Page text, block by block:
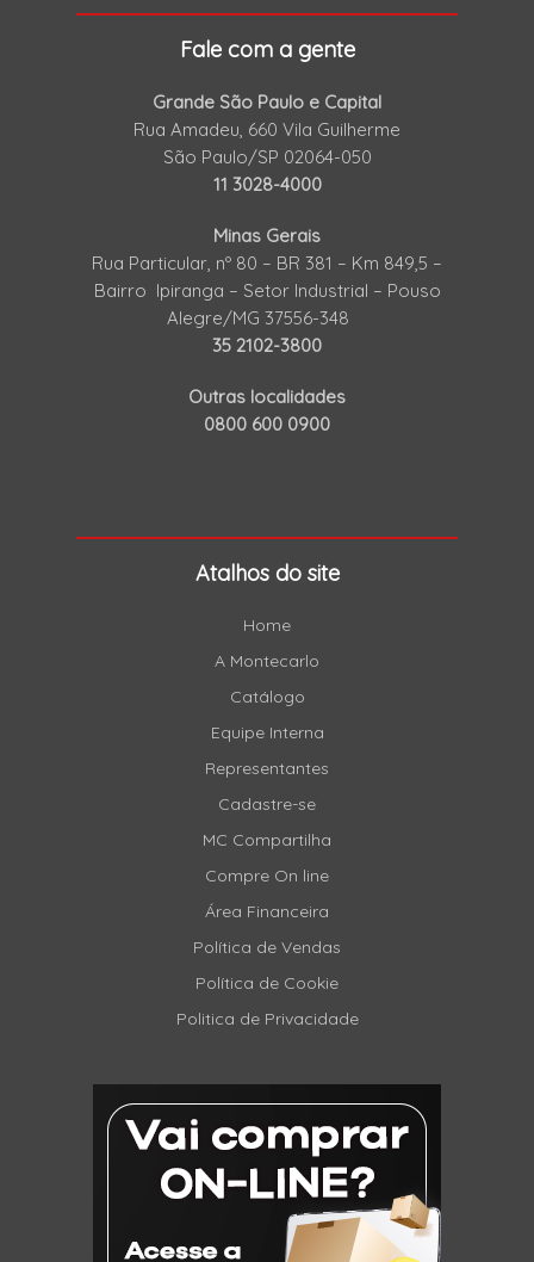
Fale com a gente
Grande São Paulo e Capital
Rua Amadeu, 660 Vila Guilherme
São Paulo/SP 02064-050
11 3028-4000
Minas Gerais
Rua Particular, nº 80 – BR 381 – Km 849,5 –
Bairro Ipiranga – Setor Industrial – Pouso
Alegre/MG 37556-348
35 2102-3800
Outras localidades
0800 600 0900
Atalhos do site
Home
A Montecarlo
Catálogo
Equipe Interna
Representantes
Cadastre-se
MC Compartilha
Compre On line
Área Financeira
Política de Vendas
Política de Cookie
Politica de Privacidade